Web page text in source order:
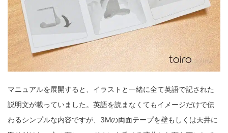
マニュアルを展開すると、イラストと一緒に全て英語で記された
説明文が載っていました。英語を読まなくてもイメージだけで伝
わるシンプルな内容ですが、3Mの両面テープを壁もしくは天井に